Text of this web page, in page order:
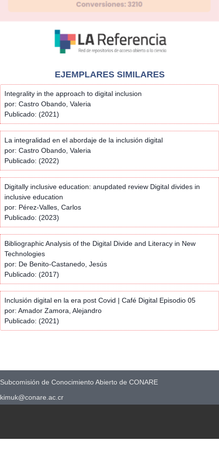
EJEMPLARES SIMILARES
Integrality in the approach to digital inclusion
por: Castro Obando, Valeria
Publicado: (2021)
La integralidad en el abordaje de la inclusión digital
por: Castro Obando, Valeria
Publicado: (2022)
Digitally inclusive education: anupdated review Digital divides in
inclusive education
por: Pérez-Valles, Carlos
Publicado: (2023)
Bibliographic Analysis of the Digital Divide and Literacy in New
Technologies
por: De Benito-Castanedo, Jesús
Publicado: (2017)
Inclusión digital en la era post Covid | Café Digital Episodio 05
por: Amador Zamora, Alejandro
Publicado: (2021)
Subcomisión de Conocimiento Abierto de CONARE
kimuk@conare.ac.cr